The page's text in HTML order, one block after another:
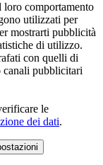
loro comportamento
utilizzati per
mostrarti pubblicità
di utilizzo.
con quelli di
canali pubblicitari
le
dei dati.